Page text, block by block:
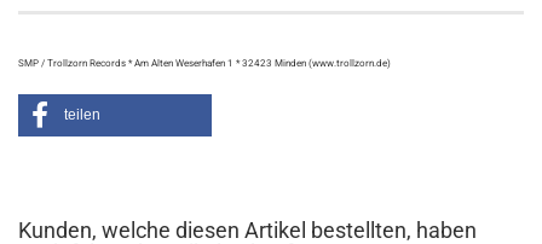
SMP / Trollzorn Records * Am Alten Weserhafen 1 * 32423 Minden (www.trollzorn.de)
teilen
Kunden, welche diesen Artikel bestellten, haben